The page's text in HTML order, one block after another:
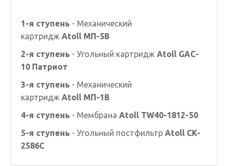
1-я ступень - Механический
картридж Atoll МП-5В
2-я ступень - Угольный картридж Atoll GAC-
10 Патриот
3-я ступень - Механический
картридж Atoll МП-1В
4-я ступень - Мембрана Atoll TW40-1812-50
5-я ступень - Угольный постфильтр Atoll CK-
2586C